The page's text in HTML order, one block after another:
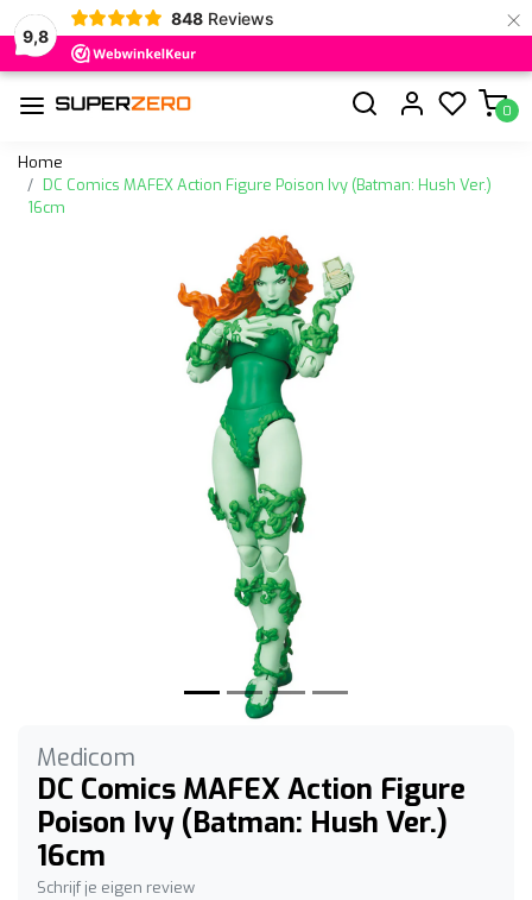
9,8
848 Reviews ×
0
Home
DC Comics MAFEX Action Figure Poison Ivy (Batman: Hush Ver.)
16cm
Medicom
DC Comics MAFEX Action Figure
Poison Ivy (Batman: Hush Ver.)
16cm
Schrijf je eigen review